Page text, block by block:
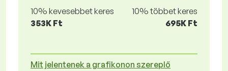
10% kevesebbet keres
353K Ft
10% többet keres
695K Ft
Mit jelentenek a grafikonon szereplő